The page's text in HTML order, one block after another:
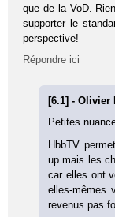
que de la VoD.
supporter le
perspective!
Répondre ici
[6.1] -
Petites
HbbTV
up mais les
car elles ont
elles-mêmes
revenus pas